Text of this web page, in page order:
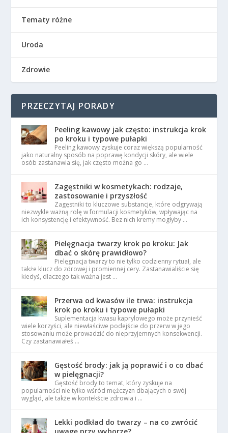
Tematy różne
Uroda
Zdrowie
PRZECZYTAJ PORADY
Peeling kawowy jak często: instrukcja krok
po kroku i typowe pułapki
Peeling kawowy zyskuje coraz większą popularność
jako naturalny sposób na poprawę kondycji skóry, ale wiele
osób zastanawia się, jak często można go …
Zagęstniki w kosmetykach: rodzaje,
zastosowanie i przyszłość
Zagęstniki to kluczowe substancje, które odgrywają
niezwykle ważną rolę w formulacji kosmetyków, wpływając na
ich konsystencję i efektywność. Bez nich kremy mogłyby …
Pielęgnacja twarzy krok po kroku: Jak
dbać o skórę prawidłowo?
Pielęgnacja twarzy to nie tylko codzienny rytuał, ale
także klucz do zdrowej i promiennej cery. Zastanawialiście się
kiedyś, dlaczego tak ważna jest …
Przerwa od kwasów ile trwa: instrukcja
krok po kroku i typowe pułapki
Suplementacja kwasu kaprylowego może przynieść
wiele korzyści, ale niewłaściwe podejście do przerw w jego
stosowaniu może prowadzić do nieprzyjemnych konsekwencji.
Czy zastanawiałeś …
Gęstość brody: jak ją poprawić i o co dbać
w pielęgnacji?
Gęstość brody to temat, który zyskuje na
popularności nie tylko wśród mężczyzn dbających o swój
wygląd, ale także w kontekście zdrowia i …
Lekki podkład do twarzy – na co zwrócić